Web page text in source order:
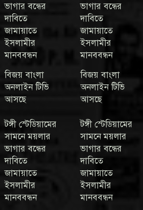
ভাগার বন্ধের
দাবিতে
জামায়াতে
ইসলামীর
মানববন্ধন
বিজয় বাংলা
অনলাইন টিভি
আসছে
ভাগার বন্ধের
দাবিতে
জামায়াতে
ইসলামীর
মানববন্ধন
বিজয় বাংলা
অনলাইন টিভি
আসছে
টঙ্গী স্টেডিয়ামের
সামনে ময়লার
ভাগার বন্ধের
দাবিতে
জামায়াতে
ইসলামীর
মানববন্ধন
টঙ্গী স্টেডিয়ামের
সামনে ময়লার
ভাগার বন্ধের
দাবিতে
জামায়াতে
ইসলামীর
মানববন্ধন